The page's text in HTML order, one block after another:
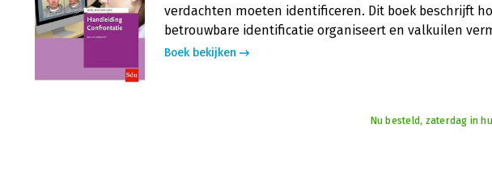
verdachten moeten identificeren. Dit boek beschrijft
betrouwbare identificatie organiseert en valkuilen
Boek bekijken
Nu besteld, zaterdag in